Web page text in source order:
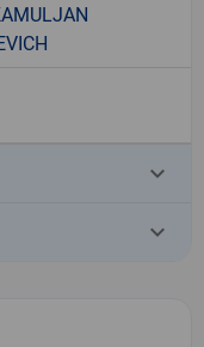
keyboard_arrow_down
keyboard_arrow_down